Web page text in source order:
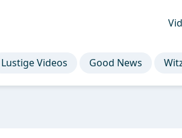
Lustige Videos Good News